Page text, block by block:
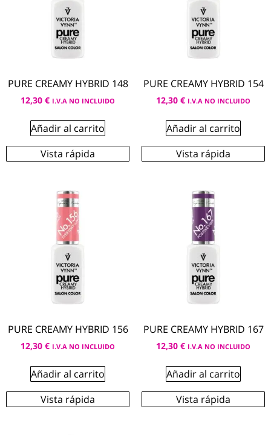
PURE CREAMY HYBRID 148
12,30 € I.V.A NO INCLUIDO
Añadir al carrito
Vista rápida
PURE CREAMY HYBRID 154
12,30 € I.V.A NO INCLUIDO
Añadir al carrito
Vista rápida
PURE CREAMY HYBRID 156
12,30 € I.V.A NO INCLUIDO
Añadir al carrito
Vista rápida
PURE CREAMY HYBRID 167
12,30 € I.V.A NO INCLUIDO
Añadir al carrito
Vista rápida